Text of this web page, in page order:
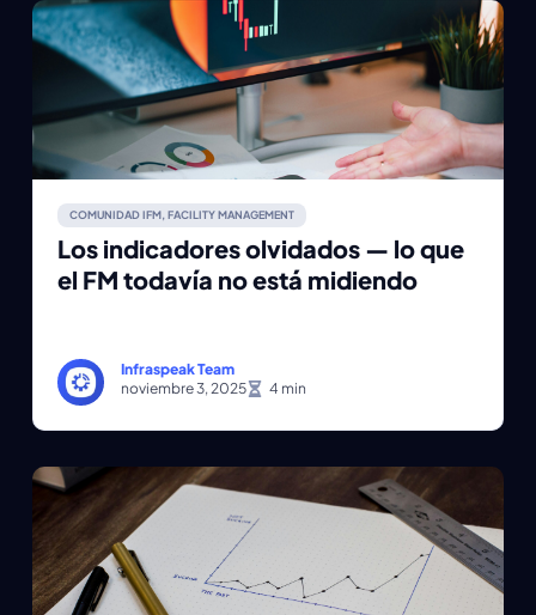
COMUNIDAD IFM, FACILITY MANAGEMENT
Los indicadores olvidados — lo que
el FM todavía no está midiendo
Infraspeak Team
noviembre 3, 2025